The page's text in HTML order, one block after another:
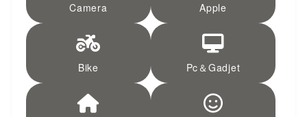
Camera Apple
Bike Pc＆Gadjet